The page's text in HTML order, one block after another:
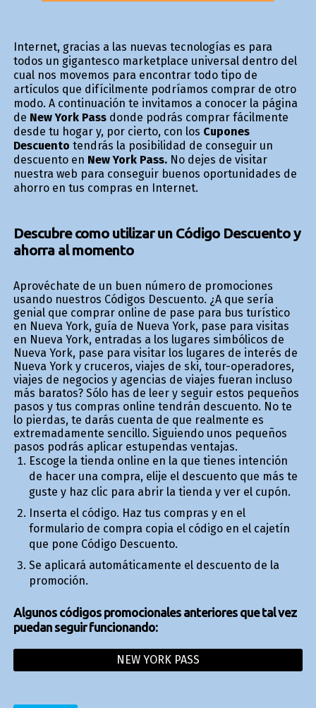
Internet, gracias a las nuevas tecnologías es para
todos un gigantesco marketplace universal dentro del
cual nos movemos para encontrar todo tipo de
artículos que difícilmente podríamos comprar de otro
modo. A continuación te invitamos a conocer la página
de New York Passdonde podrás comprar fácilmente
desde tu hogar y, por cierto, con los Cupones
Descuento tendrás la posibilidad de conseguir un
descuento en New York Pass.No dejes de visitar
nuestra web para conseguir buenos oportunidades de
ahorro en tus compras en Internet.
Descubre como utilizar un Código Descuento y
ahorra al momento
Aprovéchate de un buen número de promociones
usando nuestros Códigos Descuento. ¿A que sería
genial que comprar online de pase para bus turístico
en Nueva York, guía de Nueva York, pase para visitas
en Nueva York, entradas a los lugares simbólicos de
Nueva York, pase para visitar los lugares de interés de
Nueva York y cruceros, viajes de ski, tour-operadores,
viajes de negocios y agencias de viajes fueran incluso
más baratos? Sólo has de leer y seguir estos pequeños
pasos y tus compras online tendrán descuento. No te
lo pierdas, te darás cuenta de que realmente es
extremadamente sencillo. Siguiendo unos pequeños
pasos podrás aplicar estupendas ventajas.
Escoge la tienda online en la que tienes intención
de hacer una compra, elije el descuento que más te
guste y haz clic para abrir la tienda y ver el cupón.
Inserta el código. Haz tus compras y en el
formulario de compra copia el código en el cajetín
que pone Código Descuento.
Se aplicará automáticamente el descuento de la
promoción.
Algunos códigos promocionales anteriores que tal vez
puedan seguir funcionando:
NEW YORK PASS